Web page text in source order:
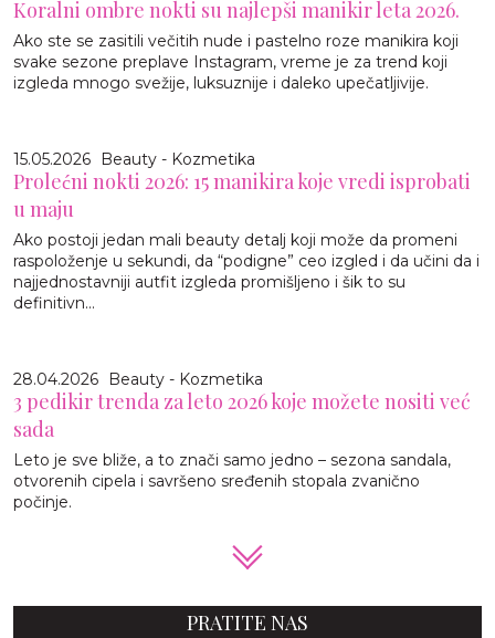
Koralni ombre nokti su najlepši manikir leta 2026.
Ako ste se zasitili večitih nude i pastelno roze manikira koji
svake sezone preplave Instagram, vreme je za trend koji
izgleda mnogo svežije, luksuznije i daleko upečatljivije.
15.05.2026 Beauty - Kozmetika
Prolećni nokti 2026: 15 manikira koje vredi isprobati
u maju
Ako postoji jedan mali beauty detalj koji može da promeni
raspoloženje u sekundi, da “podigne” ceo izgled i da učini da i
najjednostavniji autfit izgleda promišljeno i šik to su
definitivn...
28.04.2026 Beauty - Kozmetika
3 pedikir trenda za leto 2026 koje možete nositi već
sada
Leto je sve bliže, a to znači samo jedno – sezona sandala,
otvorenih cipela i savršeno sređenih stopala zvanično
počinje.
PRATITE NAS